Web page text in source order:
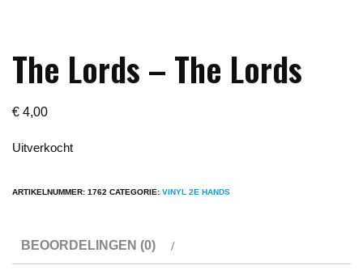
The Lords – The Lords
€ 4,00
Uitverkocht
ARTIKELNUMMER: 1762 CATEGORIE: VINYL 2E HANDS
BEOORDELINGEN (0)